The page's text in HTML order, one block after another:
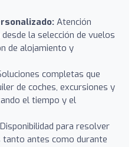
Atención
la selección de vuelos
de alojamiento y
completas que
de coches, excursiones y
el tiempo y el
Disponibilidad para resolver
antes como durante